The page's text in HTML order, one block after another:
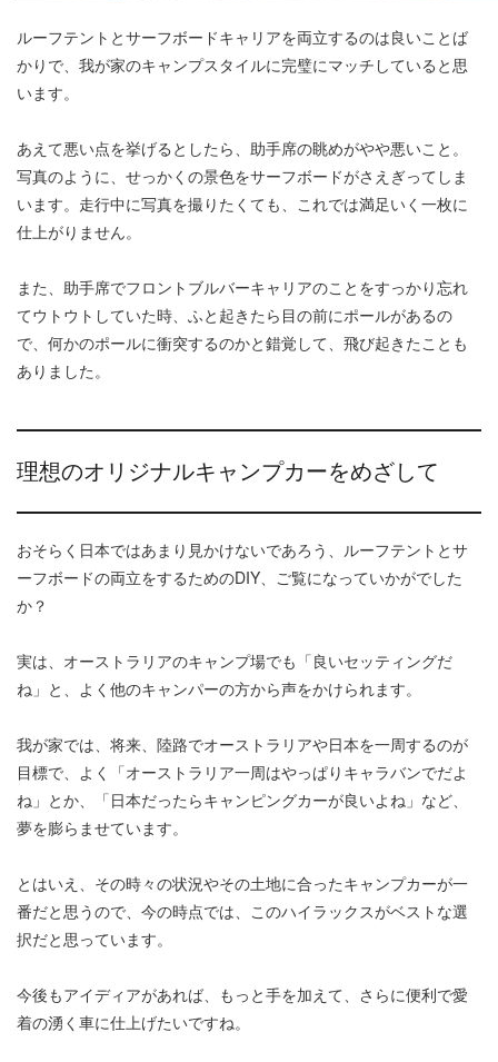
ルーフテントとサーフボードキャリアを両立するのは良いことば
かりで、我が家のキャンプスタイルに完璧にマッチしていると思
います。
あえて悪い点を挙げるとしたら、助手席の眺めがやや悪いこと。
写真のように、せっかくの景色をサーフボードがさえぎってしま
います。走行中に写真を撮りたくても、これでは満足いく一枚に
仕上がりません。
また、助手席でフロントブルバーキャリアのことをすっかり忘れ
てウトウトしていた時、ふと起きたら目の前にポールがあるの
で、何かのポールに衝突するのかと錯覚して、飛び起きたことも
ありました。
理想のオリジナルキャンプカーをめざして
おそらく日本ではあまり見かけないであろう、ルーフテントとサ
ーフボードの両立をするためのDIY、ご覧になっていかがでした
か？
実は、オーストラリアのキャンプ場でも「良いセッティングだ
ね」と、よく他のキャンパーの方から声をかけられます。
我が家では、将来、陸路でオーストラリアや日本を一周するのが
目標で、よく「オーストラリア一周はやっぱりキャラバンでだよ
ね」とか、「日本だったらキャンピングカーが良いよね」など、
夢を膨らませています。
とはいえ、その時々の状況やその土地に合ったキャンプカーが一
番だと思うので、今の時点では、このハイラックスがベストな選
択だと思っています。
今後もアイディアがあれば、もっと手を加えて、さらに便利で愛
着の湧く車に仕上げたいですね。